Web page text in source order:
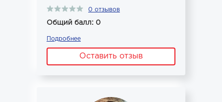
0 отзывов
Общий балл: 0
Подробнее
Оставить отзыв